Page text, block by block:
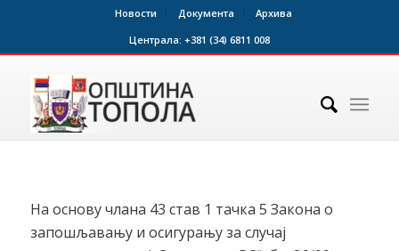
Новости Документа
Архива
Централа: +381 (34) 6811 008
На основу члана 43 став 1 тачка 5 Закона о
запошљавању и осигурању за случај